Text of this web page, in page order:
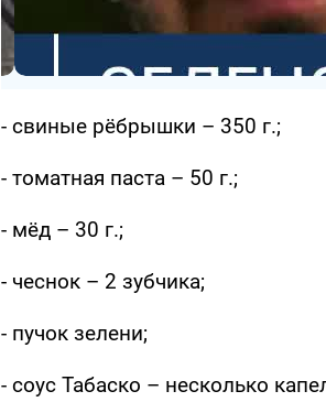
- свиные рёбрышки – 350 г.;
- томатная паста – 50 г.;
- мёд – 30 г.;
- чеснок – 2 зубчика;
- пучок зелени;
- соус Табаско – несколько